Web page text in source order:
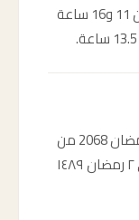
تتراوح ساعات الصيام في رمضان 2068 بين 11 و16 ساعة
يمكنك معرفة عدد الأيام المتبقية على رمضان 2068 من
العداد التنازلي أعلاه. رمضان 2068 يبدأ في ٢ رمضان ١٤٨٩